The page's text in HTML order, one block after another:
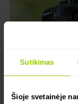
Sutikimas
Šioje svetainėje